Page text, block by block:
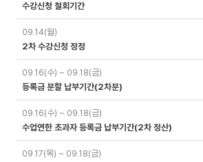
수강신청 철회기간
09.14(월)
2차 수강신청 정정
09.16(수) ~ 09.18(금)
등록금 분할 납부기간(2차분)
09.16(수) ~ 09.18(금)
수업연한 초과자 등록금 납부기간(2차 정산)
09.17(목) ~ 09.18(금)